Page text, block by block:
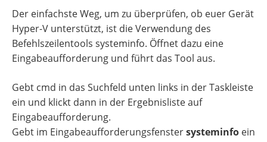
Der einfachste Weg, um zu überprüfen, ob euer Gerät
Hyper-V unterstützt, ist die Verwendung des
Befehlszeilentools systeminfo. Öffnet dazu eine
Eingabeaufforderung und führt das Tool aus.
Gebt cmd in das Suchfeld unten links in der Taskleiste
ein und klickt dann in der Ergebnisliste auf
Eingabeaufforderung.
Gebt im Eingabeaufforderungsfenstersysteminfo ein